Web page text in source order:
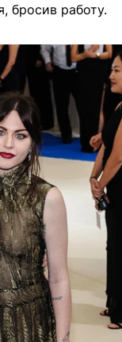
бросив работу.